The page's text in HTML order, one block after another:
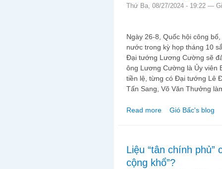
Thứ Ba, 08/27/2024 - 19:22 —
Ngày 26-8, Quốc hội công
nước trong kỳ họp tháng 10
Đại tướng Lương Cường sẽ
ông Lương Cường là Ủy viên
tiền lệ, từng có Đại tướng Lê
Tấn Sang, Võ Văn Thưởng
Read more about Chủ tịch nước
Gió Bấc's blog
Liệu “tân chính phủ”
cộng khổ”?